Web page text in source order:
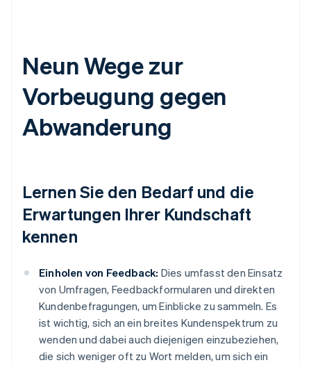
Neun Wege zur
Vorbeugung gegen
Abwanderung
Lernen Sie den Bedarf und die
Erwartungen Ihrer Kundschaft
kennen
Einholen von Feedback: Dies umfasst den Einsatz
von Umfragen, Feedbackformularen und direkten
Kundenbefragungen, um Einblicke zu sammeln. Es
ist wichtig, sich an ein breites Kundenspektrum zu
wenden und dabei auch diejenigen einzubeziehen,
die sich weniger oft zu Wort melden, um sich ein